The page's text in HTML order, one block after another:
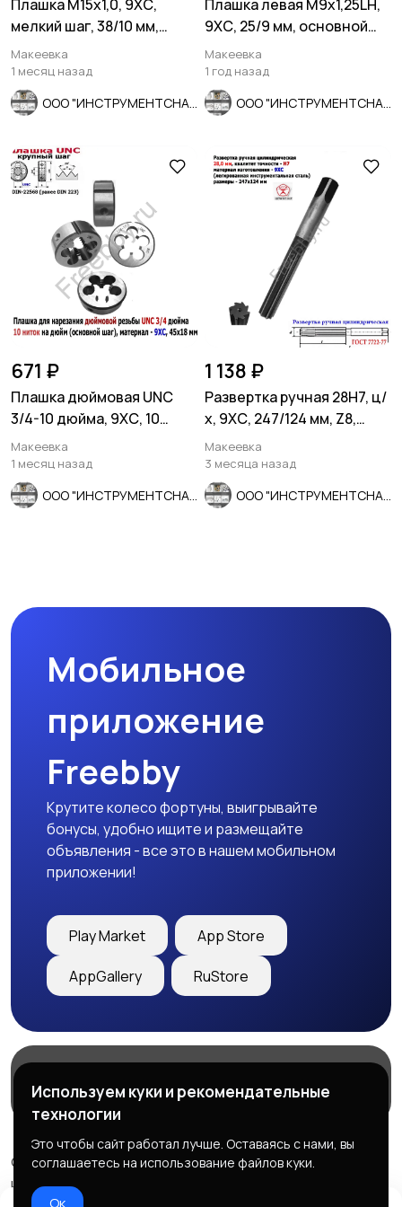
Плашка М15х1,0, 9ХС,
мелкий шаг, 38/10 мм,
ГОСТ 7740-71.
Макеевка
1 месяц назад
Плашка левая М9х1,25LH,
9ХС, 25/9 мм, основной
шаг, ГОСТ 9740-71.
Макеевка
1 год назад
671 ₽
Плашка дюймовая UNC
3/4-10 дюйма, 9ХС, 10
ниток на дюйм, 45/18 мм.
Макеевка
1 месяц назад
1 138 ₽
Развертка ручная 28Н7, ц/
х, 9ХС, 247/124 мм, Z8,
2360-0154, СССР.
Макеевка
3 месяца назад
Мобильное
приложение
Freebby
Крутите колесо фортуны, выигрывайте
бонусы, удобно ищите и размещайте
объявления - все это в нашем мобильном
приложении!
Play Market App Store
AppGallery RuStore
Служба поддержки
© 2026 Freebby - Сервис бесплатных объявлений ДНР
и ЛНР
Используем куки и рекомендательные
технологии
Это чтобы сайт работал лучше. Оставаясь с нами, вы
соглашаетесь на использование файлов куки.
Ок